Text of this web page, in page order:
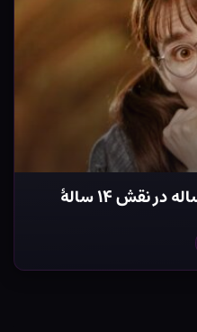
بازی شرلی هندرسون ۳۷ ساله در نقش ۱۴ سالهٔ